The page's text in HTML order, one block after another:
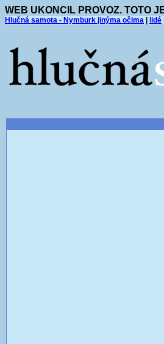
WEB UKONCIL PROVOZ. TOTO
Hlučná samota - Nymburk jinýma očima lidé